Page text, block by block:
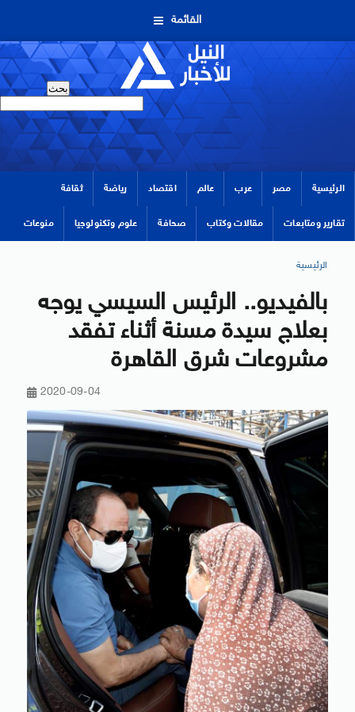
القائمة
الرئيسية مصر عرب عالم اقتصاد رياضة ثقافة
تقارير ومتابعات مقالات وكتاب صحافة علوم وتكنولوجيا منوعات
الرئيسية
بالفيديو.. الرئيس السيسي يوجه
بعلاج سيدة مسنة أثناء تفقد
مشروعات شرق القاهرة
2020-09-04